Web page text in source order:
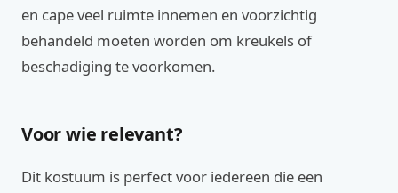
en cape veel ruimte innemen en voorzichtig
behandeld moeten worden om kreukels of
beschadiging te voorkomen.
Voor wie relevant?
Dit kostuum is perfect voor iedereen die een